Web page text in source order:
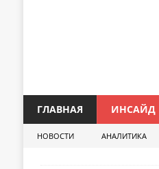
ГЛАВНАЯ ИНСАЙД
НОВОСТИ АНАЛИТИКА